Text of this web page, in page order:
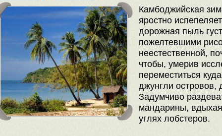
Камбоджийская
яростно
дорожная пыль
пожелтевшими
неестественной,
чтобы, умерив
переместиться
джунгли островов,
Задумчиво
мандарины,
углях лобстеров.